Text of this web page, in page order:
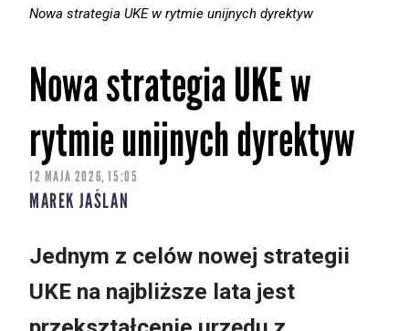
Nowa strategia UKE w rytmie unijnych dyrektyw
Nowa strategia UKE w
rytmie unijnych dyrektyw
12 MAJA 2026, 15:05
MAREK JAŚLAN
Jednym z celów nowej strategii
UKE na najbliższe lata jest